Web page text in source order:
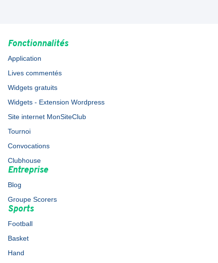
Fonctionnalités
Application
Lives commentés
Widgets gratuits
Widgets - Extension Wordpress
Site internet MonSiteClub
Tournoi
Convocations
Clubhouse
Entreprise
Blog
Groupe Scorers
Sports
Football
Basket
Hand